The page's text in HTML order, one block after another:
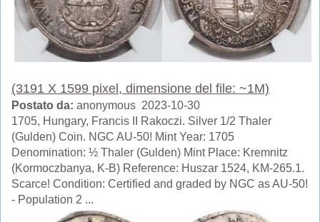
(3191 X 1599 pixel, dimensione del file: ~1M)
Postato da: anonymous 2023-10-30
1705, Hungary, Francis II Rakoczi. Silver 1/2 Thaler
(Gulden) Coin. NGC AU-50! Mint Year: 1705
Denomination: ½ Thaler (Gulden) Mint Place: Kremnitz
(Kormoczbanya, K-B) Reference: Huszar 1524, KM-265.1.
Scarce! Condition: Certified and graded by NGC as AU-50!
- Population 2 ...